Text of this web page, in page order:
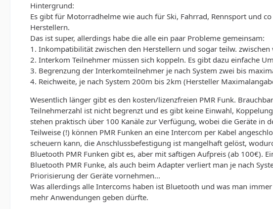
Hintergrund:
Es gibt für Motorradhelme wie auch für Ski, Fahrrad, Rennsport und
Herstellern.
Das ist super, allerdings habe die alle ein paar Probleme gemeinsam:
1. Inkompatibilität zwischen den Herstellern und sogar teilw.
2. Interkom Teilnehmer müssen sich koppeln. Es gibt dazu einfache
3. Begrenzung der Interkomteilnehmer je nach System zwei bis
4. Reichweite, je nach System 200m bis 2km (Hersteller
Wesentlich länger gibt es den kosten/lizenzfreien PMR Funk.
Teilnehmerzahl ist nicht begrenzt und es gibt keine Einwahl,
stehen praktisch über 100 Kanäle zur Verfügung, wobei die Geräte in
Teilweise (!) können PMR Funken an eine Intercom per Kabel
scheuern kann, die Anschlussbefestigung ist mangelhaft gelöst,
Bluetooth PMR Funken gibt es, aber mit saftigen Aufpreis (ab 100€).
Bluetooth PMR Funke, als auch beim Adapter verliert man je nach
Priorisierung der Geräte vornehmen...
Was allerdings alle Intercoms haben ist Bluetooth und was man
mehr Anwendungen geben dürfte.